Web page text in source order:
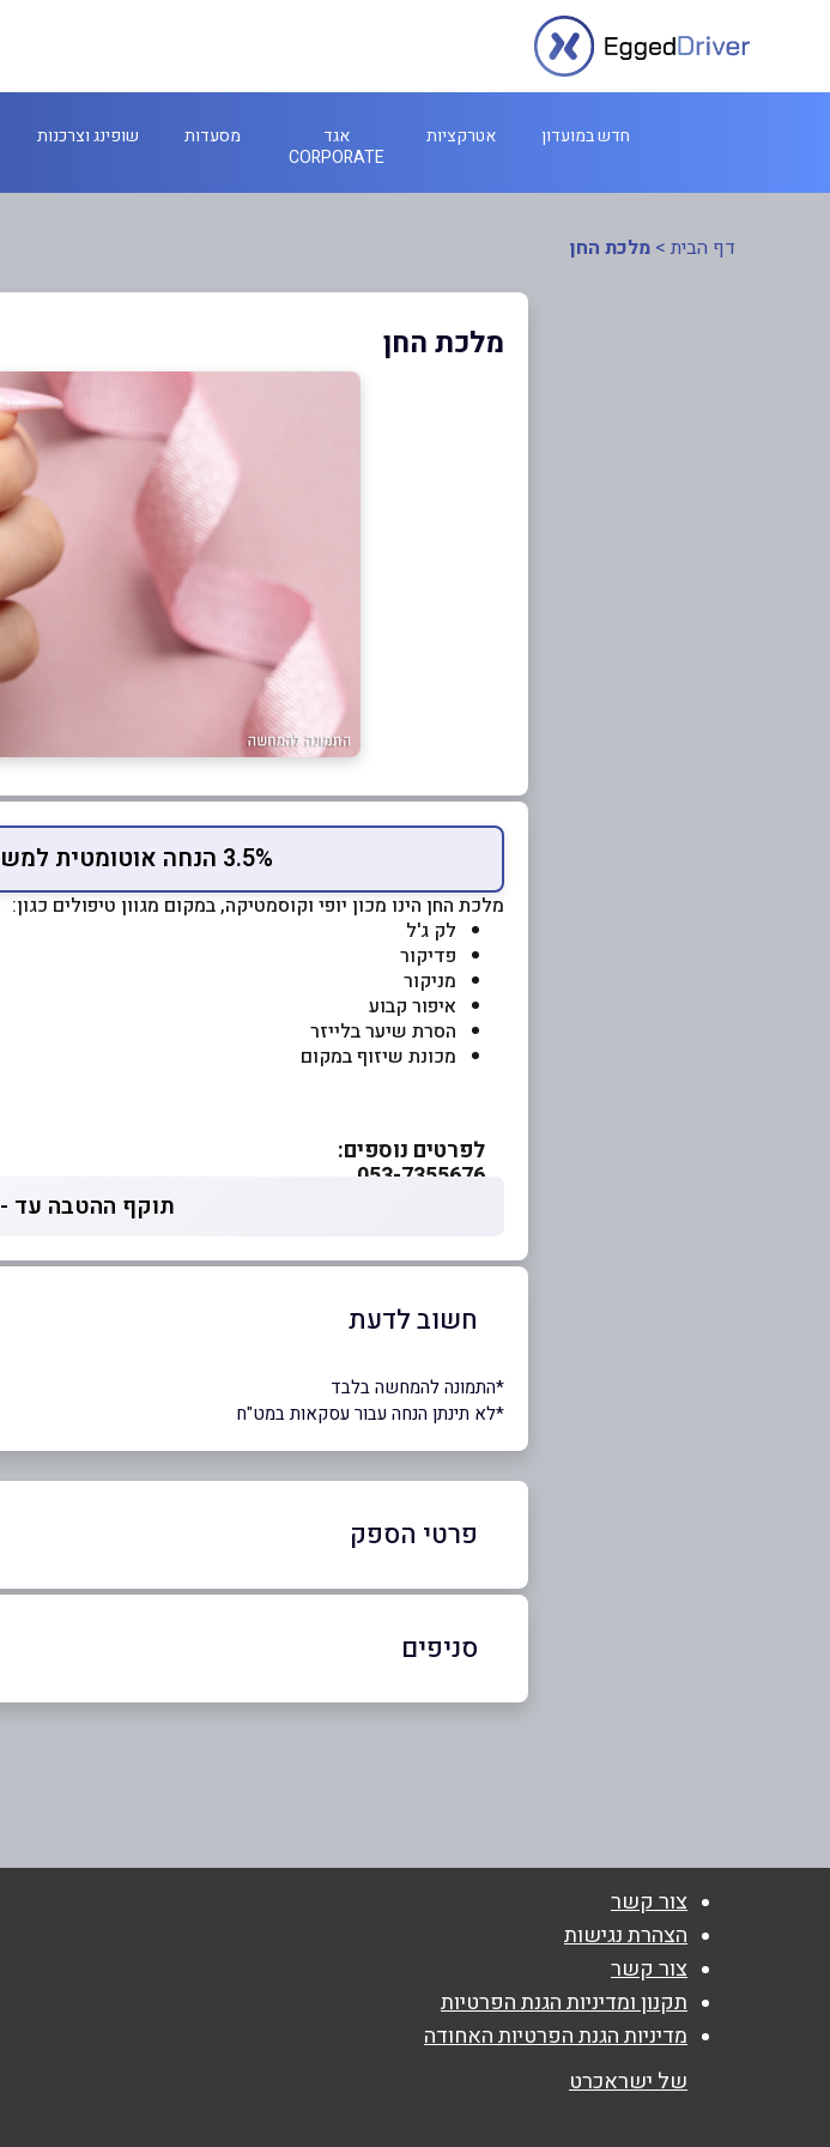
חדש במועדון אטרקציות
אגד
CORPORATE
מסעדות שופינג וצרכנות
דף הבית > מלכת החן
מלכת החן
3.5% הנחה אוטומטית למשלמים בכרטיס המועדון
מלכת החן הינו מכון יופי וקוסמטיקה, במקום מגוון טיפולים כגון:
לק ג'ל
פדיקור
מניקור
איפור קבוע
הסרת שיער בלייזר
מכונת שיזוף במקום
לפרטים נוספים:
תוקף ההטבה עד - 09.09.2026
חשוב לדעת
*התמונה להמחשה בלבד
*לא תינתן הנחה עבור עסקאות במט"ח
פרטי הספק
053-7355676
סניפים
צור קשר
הצהרת נגישות
צור קשר
תקנון ומדיניות הגנת הפרטיות
מדיניות הגנת הפרטיות האחודה
של ישראכרט